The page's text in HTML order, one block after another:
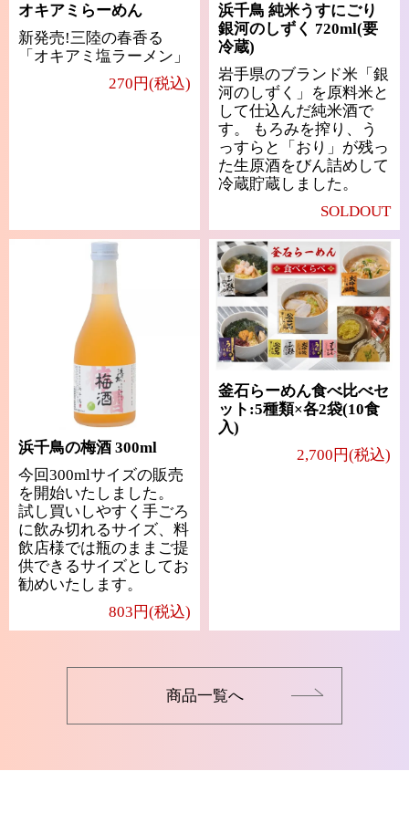
オキアミらーめん
新発売!三陸の春香る
「オキアミ塩ラーメン」
270円(税込)
浜千鳥 純米うすにごり
銀河のしずく 720ml(要
冷蔵)
岩手県のブランド米「銀
河のしずく」を原料米と
して仕込んだ純米酒で
す。 もろみを搾り、う
っすらと「おり」が残っ
た生原酒をびん詰めして
冷蔵貯蔵しました。
SOLDOUT
浜千鳥の梅酒 300ml
今回300mlサイズの販売
を開始いたしました。
試し買いしやすく手ごろ
に飲み切れるサイズ、料
飲店様では瓶のままご提
供できるサイズとしてお
勧めいたします。
803円(税込)
釜石らーめん食べ比べセ
ット:5種類×各2袋(10食
入)
2,700円(税込)
商品一覧へ